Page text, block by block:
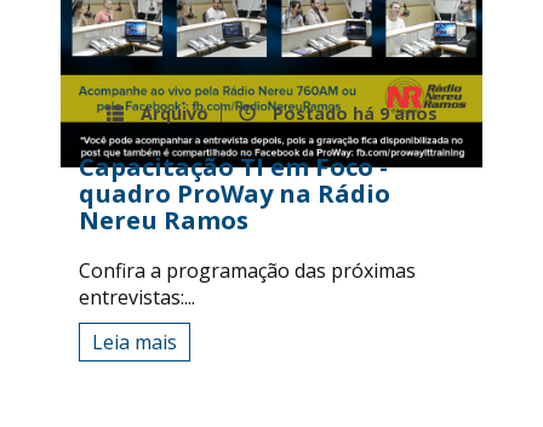
Arquivo Postado há 9 anos
Capacitação TI em Foco -
quadro ProWay na Rádio
Nereu Ramos
Confira a programação das próximas
entrevistas:...
Leia mais